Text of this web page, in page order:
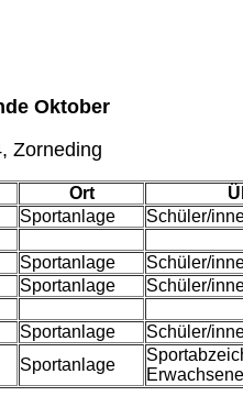
Oktober
, Zorneding
Ort
Sportanlage Schüler/
Sportanlage
Schüler/
Sportanlage Schüler/
Sportanlage
Schüler/
Sportanlage
Erwachsene